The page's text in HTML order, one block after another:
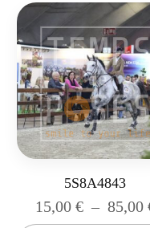
5S8A4843
15,00 € – 85,00